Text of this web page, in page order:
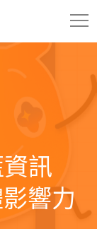
訊
響力